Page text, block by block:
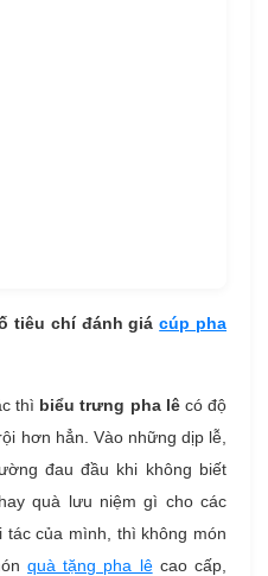
tiêu chí đánh giácúp pha
thì biểu trưng pha lê có độ
hơn hẳn. Vào những dịp lễ,
đau đầu khi không biết
quà lưu niệm gì cho các
tác của mình, thì không món
quà tặng pha lêcao cấp,